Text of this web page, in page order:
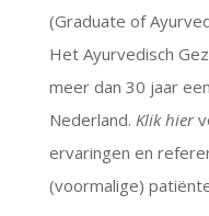
(Graduate of
Het Ayurvedisch
meer dan 30 jaar
Nederland. Klik hier
ervaringen en
(voormalige)